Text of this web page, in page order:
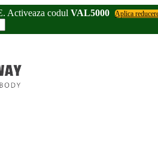
Activeaza codul VAL5000 Aplica